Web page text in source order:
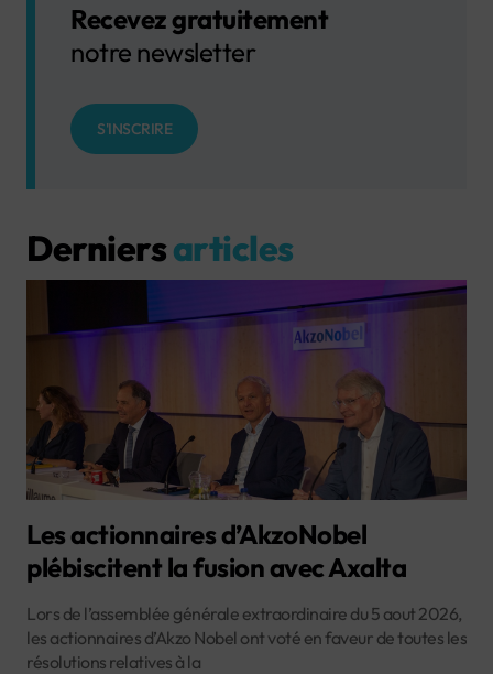
Recevez gratuitement
notre newsletter
S'INSCRIRE
Derniersarticles
Les actionnaires d’AkzoNobel
plébiscitent la fusion avec Axalta
Lors de l’assemblée générale extraordinaire du 5 aout 2026,
les actionnaires d’Akzo Nobel ont voté en faveur de toutes les
résolutions relatives à la